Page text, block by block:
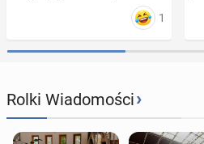
1
Rolki Wiadomości›